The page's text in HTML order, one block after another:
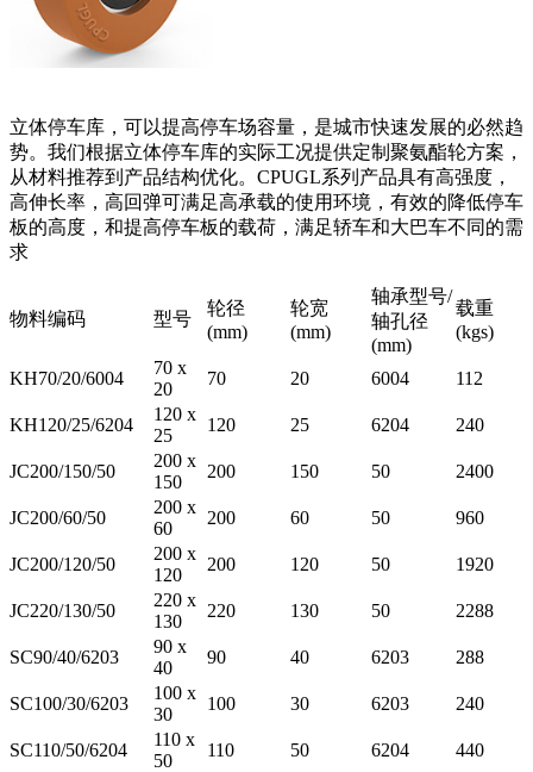
立体停车库，可以提高停车场容量，是城市快速发展的必然趋
势。我们根据立体停车库的实际工况提供定制聚氨酯轮方案，
从材料推荐到产品结构优化。CPUGL系列产品具有高强度，
高伸长率，高回弹可满足高承载的使用环境，有效的降低停车
板的高度，和提高停车板的载荷，满足轿车和大巴车不同的需
求
物料编码 型号
轮径
(mm)
轮宽
(mm)
轴承型号/
轴孔径
(mm)
载重
(kgs)
KH70/20/6004
70 x
20
70 20 6004 112
KH120/25/6204
120 x
25
120 25 6204 240
JC200/150/50
200 x
150
200 150 50 2400
JC200/60/50
200 x
60
200 60 50 960
JC200/120/50
200 x
120
200 120 50 1920
JC220/130/50
220 x
130
220 130 50 2288
SC90/40/6203
90 x
40
90 40 6203 288
SC100/30/6203
100 x
30
100 30 6203 240
SC110/50/6204
110 x
50
110 50 6204 440